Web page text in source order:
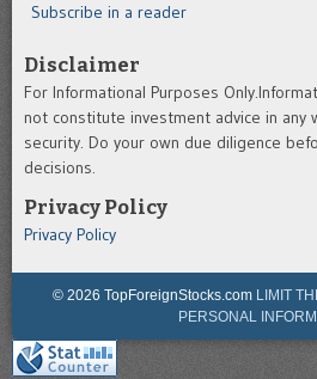
Subscribe in a reader
Disclaimer
For Informational Purposes
not constitute investment advice in any
security. Do your own due diligence
decisions.
Privacy Policy
Privacy Policy
© 2026 TopForeignStocks.com LIMIT
PERSONAL